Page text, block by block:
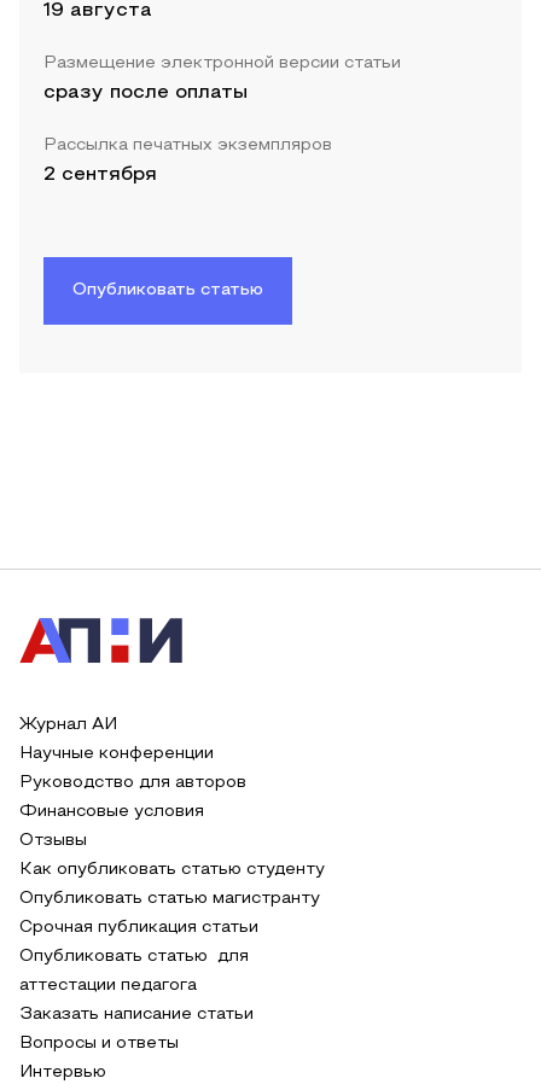
19 августа
Размещение электронной версии статьи
сразу после оплаты
Рассылка печатных экземпляров
2 сентября
Опубликовать статью
Журнал АИ
Научные конференции
Руководство для авторов
Финансовые условия
Отзывы
Как опубликовать статью студенту
Опубликовать статью магистранту
Срочная публикация статьи
Опубликовать статью для
аттестации педагога
Заказать написание статьи
Вопросы и ответы
Интервью